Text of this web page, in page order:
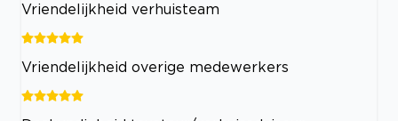
Vriendelijkheid verhuisteam
Vriendelijkheid overige medewerkers